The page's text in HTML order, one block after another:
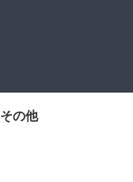
その他